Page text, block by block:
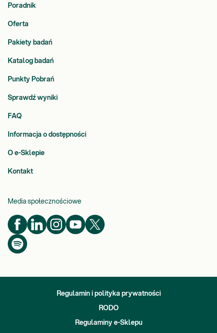
Poradnik
Oferta
Pakiety badań
Katalog badań
Punkty Pobrań
Sprawdź wyniki
FAQ
Informacja o dostępności
O e-Sklepie
Kontakt
Media społecznościowe
Regulamin i polityka prywatności
RODO
Regulaminy e-Sklepu